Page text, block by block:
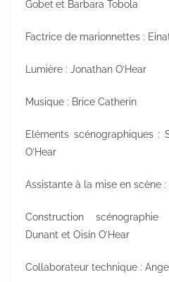
Gobet et Barbara Tobola
Factrice de marionnettes :
Lumière : Jonathan O’Hear
Musique : Brice Catherin
Eléments scénographiques :
O’Hear
Assistante à la mise en scène
Construction
Dunant et Oisín O’Hear
Collaborateur technique :